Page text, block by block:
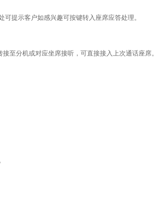
提示客户如感兴趣可按键转入座席应答处理。
至分机或对应坐席接听，可直接接入上次通话座席